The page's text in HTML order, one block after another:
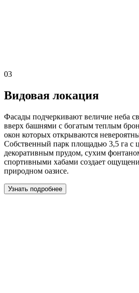
03
Видовая локация
Фасады подчеркивают величие неба
вверх башнями с богатым теплым
окон которых открываются
Собственный парк площадью 3,5 га с
декоративным прудом, сухим
спортивными хабами создает
природном оазисе.
Узнать подробнее